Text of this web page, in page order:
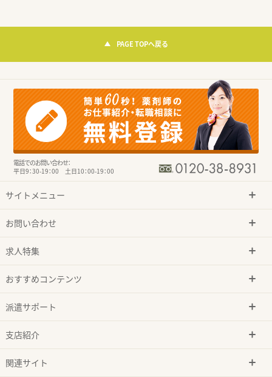
PAGE TOPへ戻る
電話でのお問い合わせ：
平日9：30-19：00 土日10：00-19：00
サイトメニュー
お問い合わせ
求人特集
おすすめコンテンツ
派遣サポート
支店紹介
関連サイト